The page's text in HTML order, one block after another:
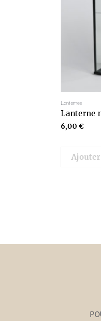
Lanternes
Lanterne
6,00 €